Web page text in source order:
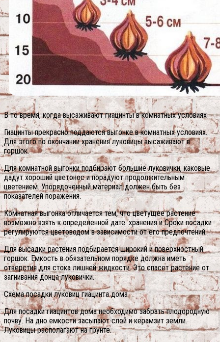
В то время, когда высаживают гиацинты в комнатных условиях
Гиацинты прекрасно поддаются выгонке в комнатных условиях.
Для этого по окончании хранения луковицы высаживают в
горшок.
Для комнатной выгонки подбирают большие луковички, каковые
дадут хороший цветонос и порадуют продолжительным
цветением. Упорядоченный материал должен быть без
показателей поражения.
Комнатная выгонка отличается тем, что цветущее растение
возможно взять к определенной дате. хранения и Сроки посадки
регулируются цветоводом в зависимости от его предпочтений.
Для высадки растения подбирается широкий и поверхностный
горшок. Емкость в обязательном порядке должна иметь
отверстия для стока лишней жидкости. Это спасет растение от
загнивания донца луковички.
Схема посадки луковиц гиацинта дома
Для посадки гиацинтов дома необходимо забрать плодородную
почву. На дно емкости засыпают слой и керамзит земли.
Луковицы располагают на грунте.